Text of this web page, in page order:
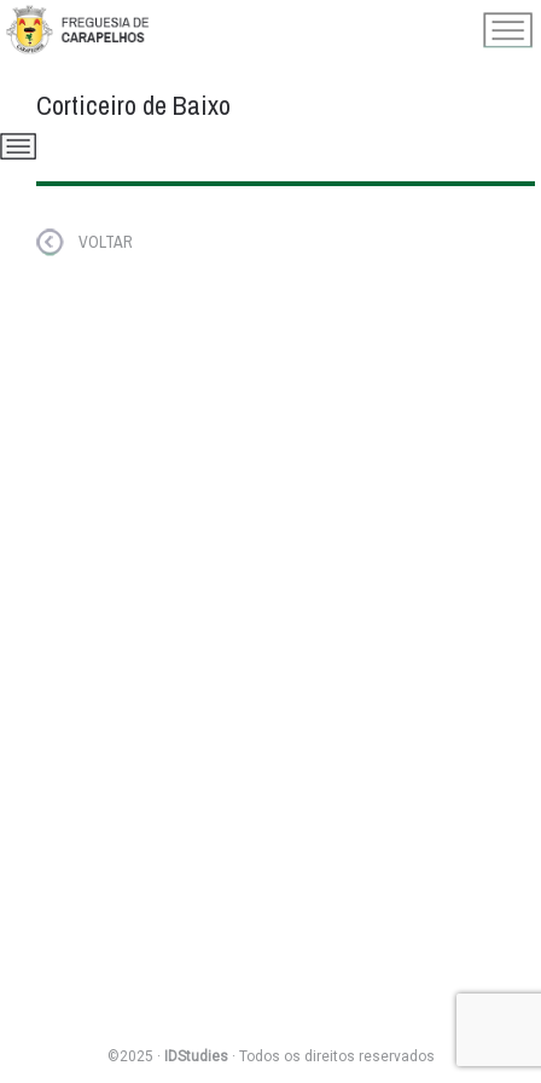
Corticeiro de Baixo
VOLTAR
©2025 · IDStudies· Todos os direitos reservados